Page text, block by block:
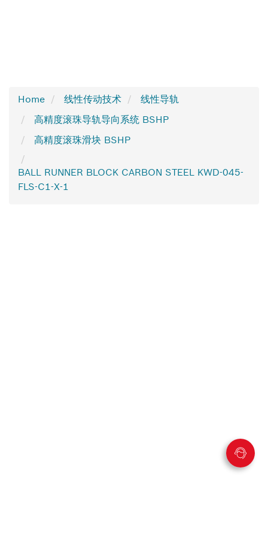
Home 线性传动技术
线性导轨
高精度滚珠导轨导向系统 BSHP
高精度滚珠滑块 BSHP
BALL RUNNER BLOCK CARBON STEEL KWD-045-
FLS-C1-X-1